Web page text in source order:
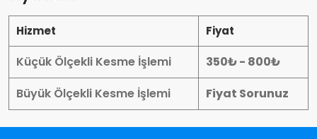
Hizmet Fiyat
Küçük Ölçekli Kesme İşlemi
350₺ - 800₺
Büyük Ölçekli Kesme İşlemi
Fiyat Sorunuz